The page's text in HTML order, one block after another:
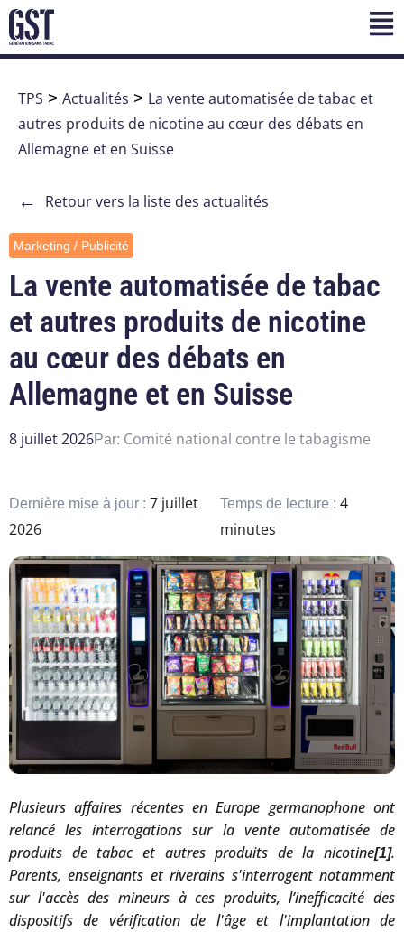
TPS > Actualités > La vente automatisée de tabac et
autres produits de nicotine au cœur des débats en
Allemagne et en Suisse
← Retour vers la liste des actualités
Marketing / Publicité
La vente automatisée de tabac
et autres produits de nicotine
au cœur des débats en
Allemagne et en Suisse
8 juillet 2026Par: Comité national contre le tabagisme
Dernière mise à jour : 7 juillet
2026
Temps de lecture : 4
minutes
Plusieurs affaires récentes en Europe germanophone ont
relancé les interrogations sur la vente automatisée de
produits de tabac et autres produits de la nicotine[1].
Parents, enseignants et riverains s'interrogent notamment
sur l'accès des mineurs à ces produits, l’inefficacité des
dispositifs de vérification de l'âge et l'implantation de